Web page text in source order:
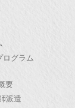
ログラム
要
派遣